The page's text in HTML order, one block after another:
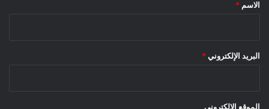
الاسم *
البريد الإلكتروني *
الموقع الإلكتروني